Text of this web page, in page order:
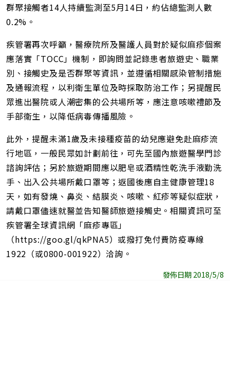
群聚接觸者14人持續監測至5月14日，約佔總監測人數
0.2%。
疾管署再次呼籲，醫療院所及醫護人員對於疑似麻疹個案
應落實「TOCC」機制，即詢問並記錄患者旅遊史、職業
別、接觸史及是否群聚等資訊，並遵循相關感染管制措施
及通報流程，以利衛生單位及時採取防治工作；另提醒民
眾進出醫院或人潮密集的公共場所等，應注意咳嗽禮節及
手部衛生，以降低病毒傳播風險。
此外，提醒未滿1歲及未接種疫苗的幼兒應避免赴麻疹流
行地區，一般民眾如計劃前往，可先至國內旅遊醫學門診
諮詢評估；另於旅遊期間應以肥皂或酒精性乾洗手液勤洗
手、出入公共場所戴口罩等；返國後應自主健康管理18
天，如有發燒、鼻炎、結膜炎、咳嗽、紅疹等疑似症狀，
請戴口罩儘速就醫並告知醫師旅遊接觸史。相關資訊可至
疾管署全球資訊網「麻疹專區」
（https://goo.gl/qkPNA5）或撥打免付費防疫專線
1922（或0800-001922）洽詢。
發佈日期 2018/5/8